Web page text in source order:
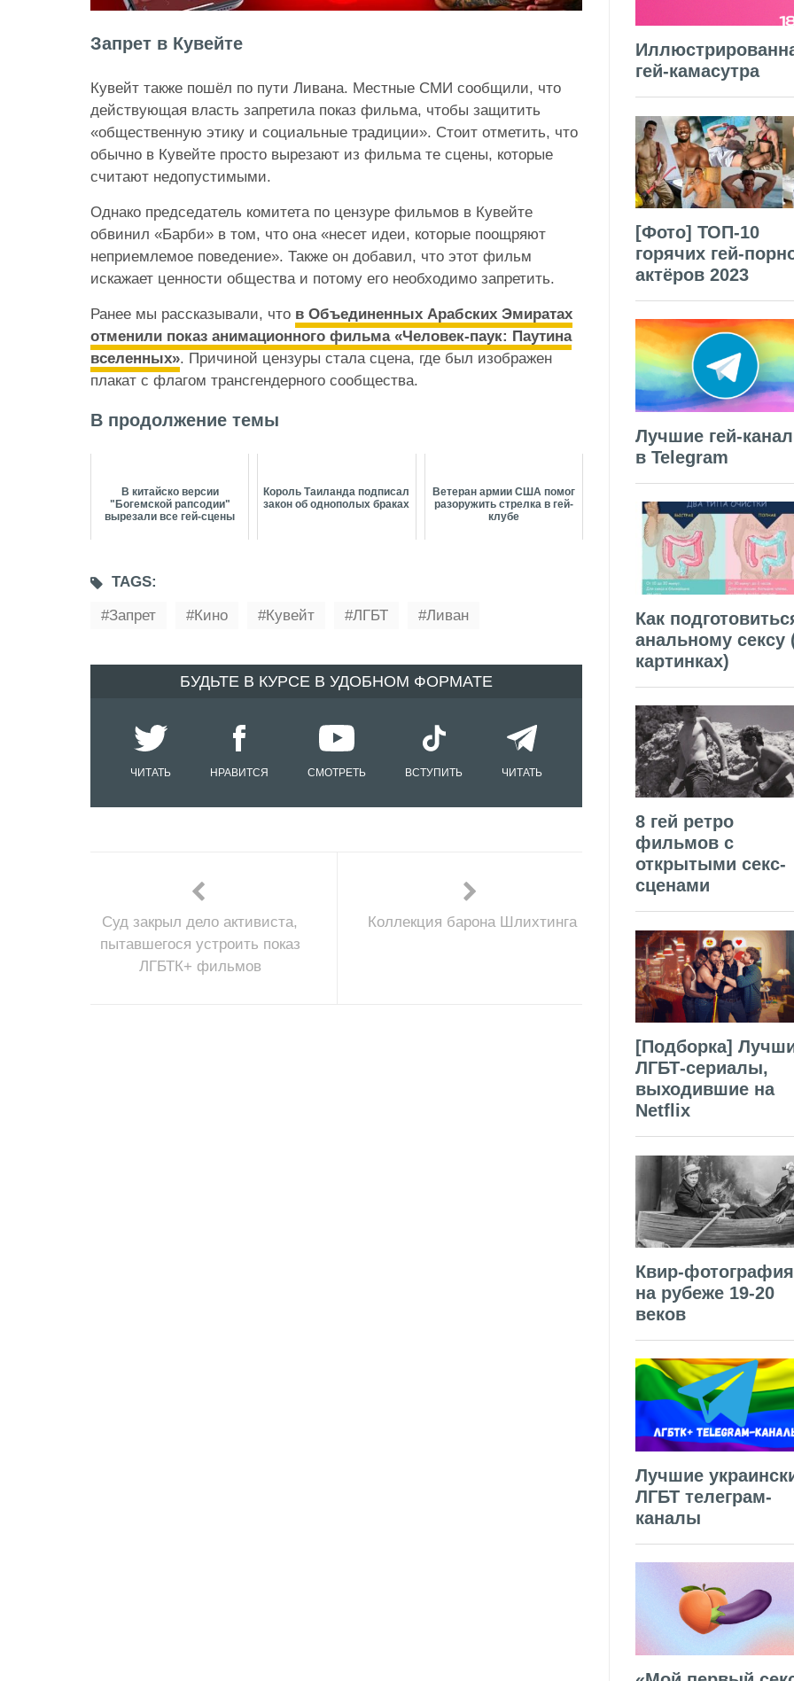
Запрет в Кувейте
Кувейт также пошёл по пути Ливана. Местные СМИ сообщили, что
действующая власть запретила показ фильма, чтобы защитить
«общественную этику и социальные традиции». Стоит отметить, что
обычно в Кувейте просто вырезают из фильма те сцены, которые
считают недопустимыми.
Однако председатель комитета по цензуре фильмов в Кувейте
обвинил «Барби» в том, что она «несет идеи, которые поощряют
неприемлемое поведение». Также он добавил, что этот фильм
искажает ценности общества и потому его необходимо запретить.
Ранее мы рассказывали, что в Объединенных Арабских Эмиратах
отменили показ анимационного фильма «Человек-паук: Паутина
вселенных». Причиной цензуры стала сцена, где был изображен
плакат с флагом трансгендерного сообщества.
В продолжение темы
В китайско версии
"Богемской рапсодии"
вырезали все гей-сцены
Король Таиланда подписал
закон об однополых браках
Ветеран армии США помог
разоружить стрелка в гей-
клубе
TAGS:
Запрет
Кино Кувейт ЛГБТ Ливан
БУДЬТЕ В КУРСЕ В УДОБНОМ ФОРМАТЕ
ЧИТАТЬ НРАВИТСЯ СМОТРЕТЬ ВСТУПИТЬ ЧИТАТЬ
Суд закрыл дело активиста,
пытавшегося устроить показ
ЛГБТК+ фильмов
Коллекция барона Шлихтинга
гей-камасутра
[Фото] ТОП-10
горячих гей-
актёров 2023
Лучшие гей-
в Telegram
Как
анальному сексу
картинках)
8 гей ретро
фильмов с
открытыми секс-
сценами
[Подборка]
ЛГБТ-сериалы,
выходившие на
Netflix
Квир-фотография
на рубеже 19-20
веков
Лучшие
ЛГБТ телеграм-
каналы